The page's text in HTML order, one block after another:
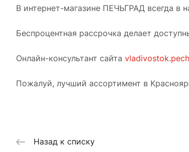
В интернет-магазине ПЕЧЬГРАД всегда в
Беспроцентная рассрочка делает
Онлайн-консультант сайта
Пожалуй, лучший ассортимент в
Назад к списку